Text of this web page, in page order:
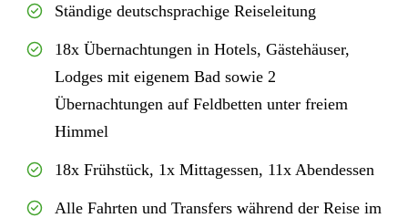
Ständige deutschsprachige Reiseleitung
18x Übernachtungen in Hotels, Gästehäuser,
Lodges mit eigenem Bad sowie 2
Übernachtungen auf Feldbetten unter freiem
Himmel
18x Frühstück, 1x Mittagessen, 11x Abendessen
Alle Fahrten und Transfers während der Reise im